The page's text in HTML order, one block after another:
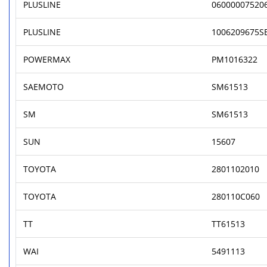
PLUSLINE
PLUSLINE
POWERMAX PM1016322
SAEMOTO SM61513
SM SM61513
SUN 15607
TOYOTA 2801102010
TOYOTA 280110C060
TT TT61513
WAI 5491113